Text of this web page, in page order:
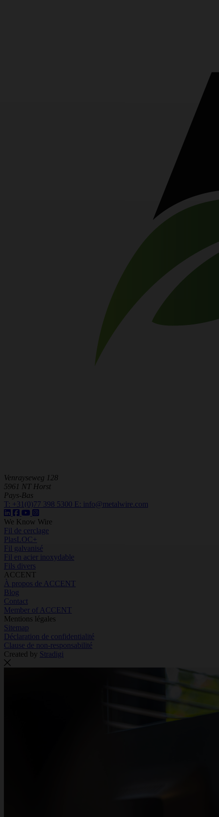
Venrayseweg 128
5961 NT Horst
Pays-Bas
T: +31(0)77 398 5300 E: info@metalwire.com
We Know Wire
Fil de cerclage
PlasLOC+
Fil galvanisé
Fil en acier inoxydable
Fils divers
ACCENT
À propos de ACCENT
Blog
Contact
Member of ACCENT
Mentions légales
Sitemap
Déclaration de confidentialité
Clause de non-responsabilité
Created by Stradigi